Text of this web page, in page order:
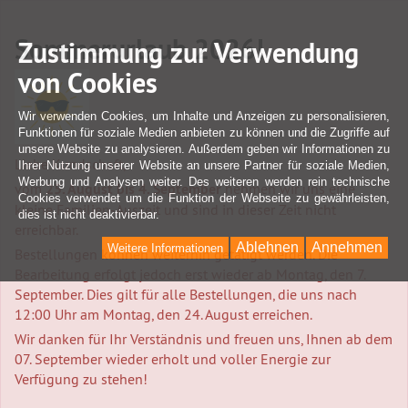
Sommerurlaub 2026!
Liebe Kundschaft,
vom25. August bis 4. Septembernehmen wir uns eine
kleine Familien-Auszeit und sind in dieser Zeit nicht
Bestellungen können weiterhin getätigt werden. Die
September. Dies gilt für alle Bestellungen, die uns nach
12:00 Uhr am Montag, den 24. August erreichen.
Wir danken für Ihr Verständnis und freuen uns, Ihnen ab dem
07. September wieder erholt und voller Energie zur
Verfügung zu stehen!
Zustimmung zur Verwendung
von Cookies
Wir verwenden Cookies, um Inhalte und Anzeigen zu personalisieren,
Funktionen für soziale Medien anbieten zu können und die Zugriffe auf
unsere Website zu analysieren. Außerdem geben wir Informationen zu
Ihrer Nutzung unserer Website an unsere Partner für soziale Medien,
Werbung und Analysen weiter. Des weiteren werden rein technische
Cookies verwendet um die Funktion der Webseite zu gewährleisten,
dies ist nicht deaktivierbar.
Annehmen
Ablehnen
Weitere Informationen